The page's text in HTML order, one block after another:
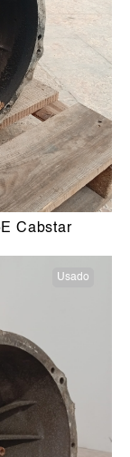
Cabstar
Usado